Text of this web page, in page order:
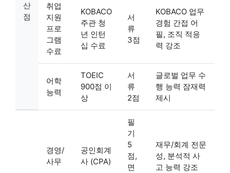
산
점
취업
지원
프로
그램
수료
KOBACO
주관 청
년 인턴
십 수료
서
류
3점
KOBACO 업무
경험 간접 어
필, 조직 적응
력 강조
어학
능력
TOEIC
900점 이
상
서
류
2점
글로벌 업무 수
행 능력 잠재력
제시
경영/
사무
공인회계
사 (CPA)
필
기
5
점,
면
재무/회계 전문
성, 분석적 사
고 능력 강조